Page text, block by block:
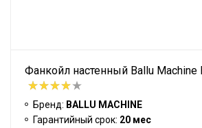
Фанкойл настенный Ballu Machine
Бренд: BALLU MACHINE
Гарантийный срок: 20 мес